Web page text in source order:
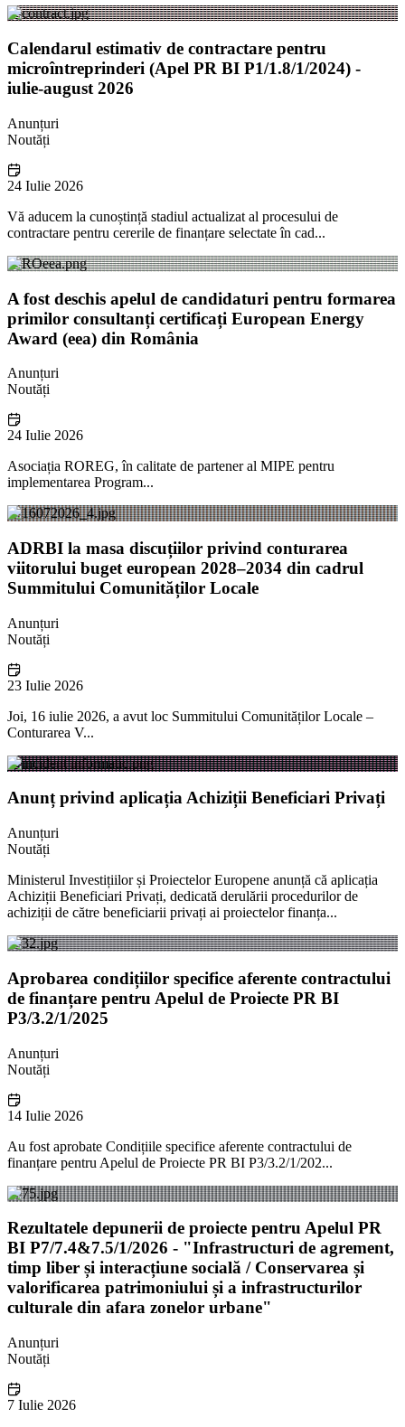
Calendarul estimativ de contractare pentru
microîntreprinderi (Apel PR BI P1/1.8/1/2024) -
iulie-august 2026
Anunțuri
Noutăți
24 Iulie 2026
Vă aducem la cunoștință stadiul actualizat al procesului de
contractare pentru cererile de finanțare selectate în cad...
A fost deschis apelul de candidaturi pentru formarea
primilor consultanți certificați European Energy
Award (eea) din România
Anunțuri
Noutăți
24 Iulie 2026
Asociația ROREG, în calitate de partener al MIPE pentru
implementarea Program...
ADRBI la masa discuțiilor privind conturarea
viitorului buget european 2028–2034 din cadrul
Summitului Comunităților Locale
Anunțuri
Noutăți
23 Iulie 2026
Joi, 16 iulie 2026, a avut loc Summitului Comunităților Locale –
Conturarea V...
Anunț privind aplicația Achiziții Beneficiari Privați
Anunțuri
Noutăți
Ministerul Investițiilor și Proiectelor Europene anunță că aplicația
Achiziții Beneficiari Privați, dedicată derulării procedurilor de
achiziții de către beneficiarii privați ai proiectelor finanța...
Aprobarea condițiilor specifice aferente contractului
de finanțare pentru Apelul de Proiecte PR BI
P3/3.2/1/2025
Anunțuri
Noutăți
14 Iulie 2026
Au fost aprobate Condițiile specifice aferente contractului de
finanțare pentru Apelul de Proiecte PR BI P3/3.2/1/202...
Rezultatele depunerii de proiecte pentru Apelul PR
BI P7/7.4&7.5/1/2026 - "Infrastructuri de agrement,
timp liber și interacțiune socială / Conservarea și
valorificarea patrimoniului și a infrastructurilor
culturale din afara zonelor urbane"
Anunțuri
Noutăți
7 Iulie 2026